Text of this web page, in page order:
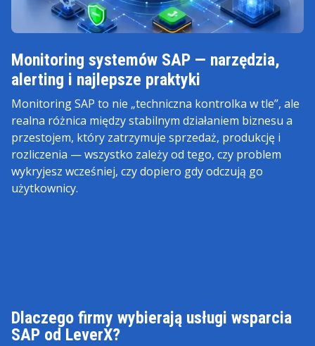
Monitoring systemów SAP — narzędzia,
alerting i najlepsze praktyki
Monitoring SAP to nie „techniczna kontrolka w tle”, ale
realna różnica między stabilnym działaniem biznesu a
przestojem, który zatrzymuje sprzedaż, produkcję i
rozliczenia — wszystko zależy od tego, czy problem
wykryjesz wcześniej, czy dopiero gdy odczują go
użytkownicy.
Dlaczego firmy wybierają usługi wsparcia
SAP od LeverX?